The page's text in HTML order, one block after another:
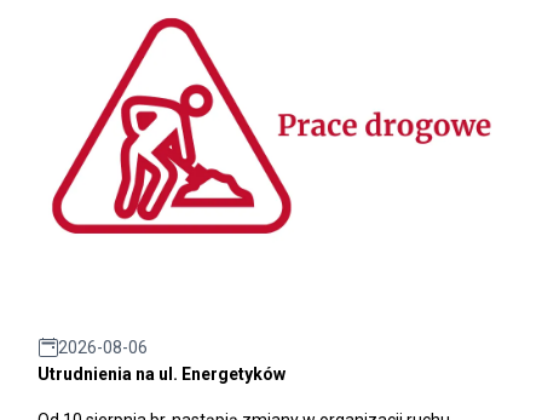
2026-08-06
Utrudnienia na ul. Energetyków